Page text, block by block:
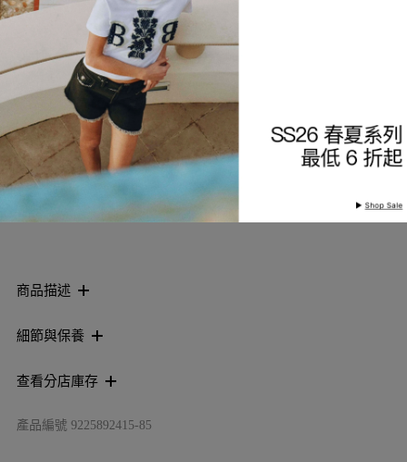
顏色
加入購物袋
加入願望清單
商品描述
細節與保養
查看分店庫存
產品編號 9225892415-85